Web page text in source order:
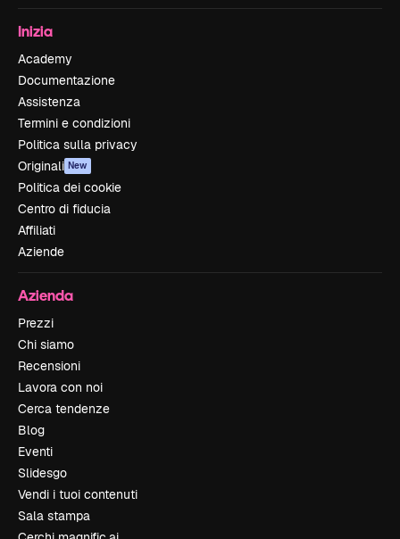
Inizia
Academy
Documentazione
Assistenza
Termini e condizioni
Politica sulla privacy
Originali New
Politica dei cookie
Centro di fiducia
Affiliati
Aziende
Azienda
Prezzi
Chi siamo
Recensioni
Lavora con noi
Cerca tendenze
Blog
Eventi
Slidesgo
Vendi i tuoi contenuti
Sala stampa